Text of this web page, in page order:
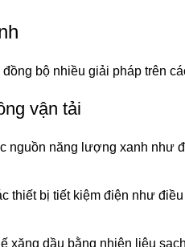
bộ nhiều giải pháp trên
vận tải
nguồn năng lượng xanh như
thiết bị tiết kiệm điện như
xăng dầu bằng nhiên liệu